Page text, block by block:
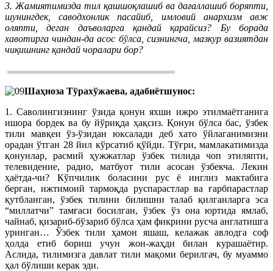
3. Жамиятимизда тил қашшоқлашиб ва дағаллашиб боряпти,
шу­нинг­дек, саводхонлик пасайиб, имловий анархизм авж
оляпти, деган даъволарга қандай қарайсиз? Бу борада
хавотирга чиндан-да асос бўлса, сизнингча, мазкур вазиятдан
чиқишнинг қандай чоралари бор?
Шаҳноза Тўрахўжаева, адабиётшунос:
1. Саволингизнинг ўзида қонун яхши ижро этилмаётганига
ишора бордек ва бу йўриқда ҳақсиз. Қонун бўлса бас, ўзбек
тили мавқеи ўз-ўзидан юксалади деб хато ўйлаганимизни
орадан ўтган 28 йил кўрсатиб қўйди. Тўғри, мамлакатимизда
қонунлар, расмий ҳужжатлар ўзбек тилида чоп этиляпти,
телевидение, радио, матбуот тили асосан ўзбекча. Лекин
ҳаётда-чи? Кўпчилик боласини рус ё инглиз мактабига
берган, ижтимоий тармоқда руспарастлар ва ғарб­парастлар
қутбланган, ўзбек тилини билишни талаб қилганларга эса
“миллатчи” тамғаси босилган, ўзбек ўз она юртида ямлаб,
чайнаб, қизариб-бўзариб бўлса ҳам фикрини русча англатишга
уринган… Ўзбек тили ҳамон яшаш, келажак авлодга соф
ҳолда етиб бориш учун жон-жаҳди билан курашаётир.
Аслида, тилимизга давлат тили мақоми берилгач, бу муаммо
ҳал бўлиши керак эди.